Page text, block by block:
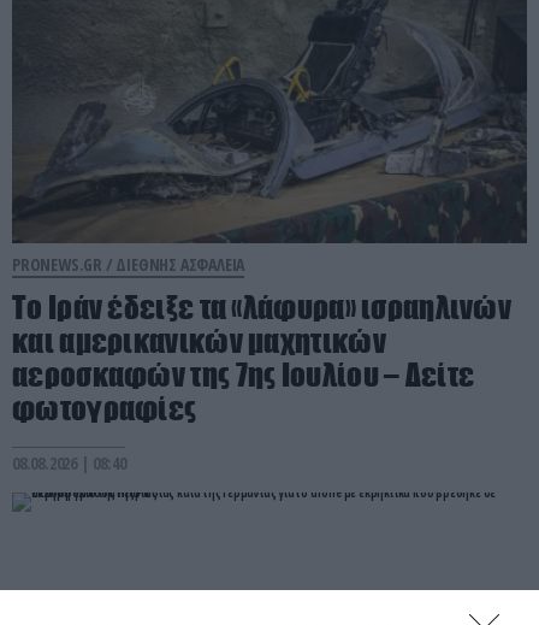
PRONEWS.GR / ΔΙΕΘΝΗΣ ΑΣΦΑΛΕΙΑ
Το Ιράν έδειξε τα «λάφυρα» ισραηλινών
και αμερικανικών μαχητικών
αεροσκαφών της 7ης Ιουλίου – Δείτε
φωτογραφίες
08.08.2026 | 08:40